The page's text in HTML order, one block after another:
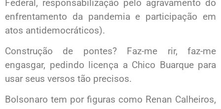
Federal, responsabilização pelo agravamento do
enfrentamento da pandemia e participação em
atos antidemocráticos).
Construção de pontes? Faz-me rir, faz-me
engasgar, pedindo licença a Chico Buarque para
usar seus versos tão precisos.
Bolsonaro tem por figuras como Renan Calheiros,